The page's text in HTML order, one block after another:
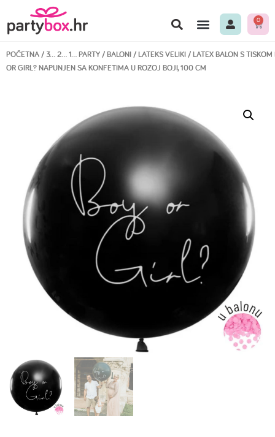
0
POČETNA/3… 2… 1… PARTY/BALONI/LATEKS VELIKI/ LATEX BALON S TISKOM
OR GIRL? NAPUNJEN SA KONFETIMA U ROZOJ BOJI, 100 CM